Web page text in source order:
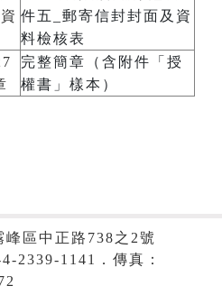
件五_郵寄信封封面及資
料檢核表
完整簡章（含附件「授
權書」樣本）
區中正路738之2號
2339-1141．傳真：